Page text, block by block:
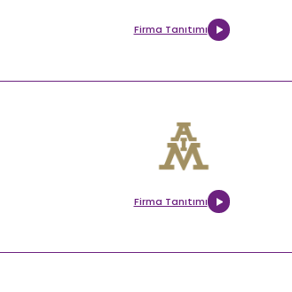
Firma Tanıtımı
Firma Tanıtımı